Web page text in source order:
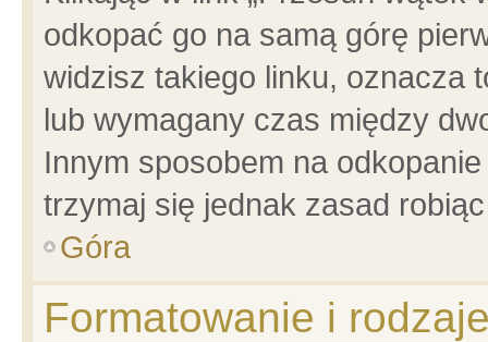
odkopać go na samą górę
widzisz takiego linku, oznacza
lub wymagany czas między
Innym sposobem na
trzymaj się jednak zasad
Góra
Formatowanie i